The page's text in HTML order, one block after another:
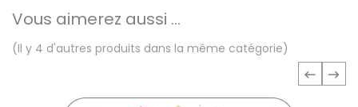
Vous aimerez aussi ...
(Il y 4 d'autres produits dans la même catégorie)